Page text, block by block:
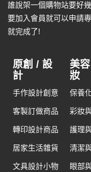
誰說架一個購物站要好
要加入會員就可以申請
就完成了!
原創 / 設
計
手作設計創意
客製訂做商品
轉印設計商品
居家生活雜貨
文具設計小物
美
妝
保養
彩妝
護理
清潔
眼部